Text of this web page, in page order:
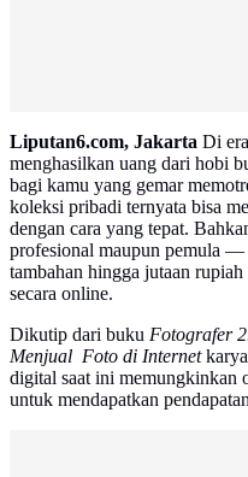
Liputan6.com, Jakarta Di
menghasilkan uang dari hobi
bagi kamu yang gemar
koleksi pribadi ternyata bisa
dengan cara yang tepat.
profesional maupun pemula —
tambahan hingga jutaan
secara online.
Dikutip dari buku Fotografer
Menjual Foto di Internet
digital saat ini memungkinkan
untuk mendapatkan